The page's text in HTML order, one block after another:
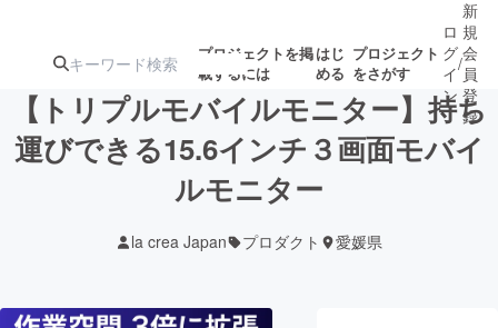
プロジェクトを掲
載するには
はじ
める
プロジェクト
をさがす
注目の新着プロ募集終了が近いプ
ロ
グ
イ
ン
/
新
規
会
員
登
録
【トリプルモバイルモニター】持ち
運びできる15.6インチ３画面モバイ
ルモニター
la crea Japan プロダクト 愛媛県